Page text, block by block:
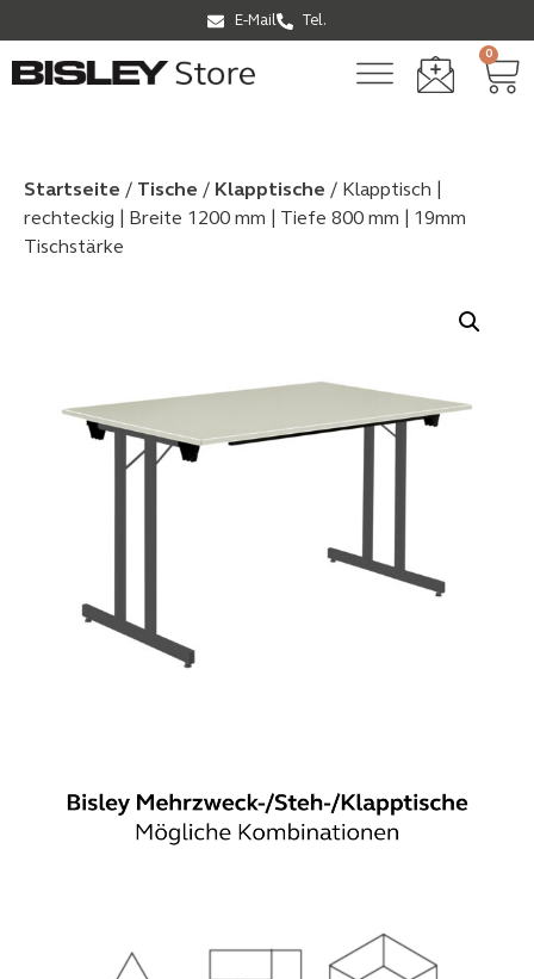
E-Mail Tel.
0
Startseite / Tische / Klapptische / Klapptisch |
rechteckig | Breite 1200 mm | Tiefe 800 mm | 19mm
Tischstärke